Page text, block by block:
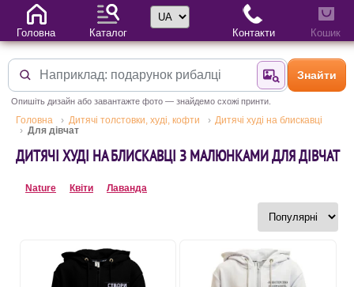
Знайти за
Знайти
Опишіть дизайн або завантажте фото — знайдемо схожі принти.
Головна Дитячі толстовки, худі, кофти
Дитячі худі на блискавці
Для дівчат
ДИТЯЧІ ХУДІ НА БЛИСКАВЦІ З МАЛЮНКАМИ ДЛЯ ДІВЧАТ
Nature Квіти Лаванда
Головна Каталог
Вибір мови
Контакти Кошик